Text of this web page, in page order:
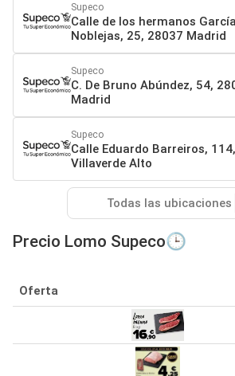
Supeco
Calle de los hermanos García
Noblejas, 25, 28037 Madrid
Supeco
C. De Bruno Abúndez, 54,
Madrid
Supeco
Calle Eduardo Barreiros,
Villaverde Alto
Todas las ubicaciones
Precio Lomo Supeco🕒
Oferta